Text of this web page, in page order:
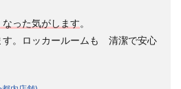
った気がします。
す。ロッカールームも゙清潔で安心